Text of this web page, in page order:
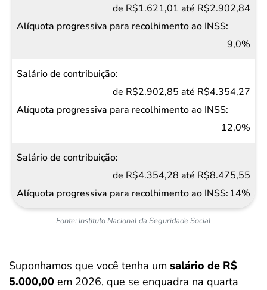
Fonte: Instituto Nacional da Seguridade Social
ao INSS
de R$1.621,01 até R$2.902,84
9,0%
de R$2.902,85 até R$4.354,27
12,0%
de R$4.354,28 até R$8.475,55
14%
Suponhamos que você tenha um salário de R$
5.000,00 em 2026, que se enquadra na quarta